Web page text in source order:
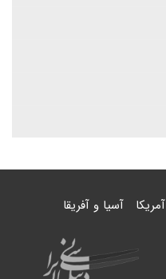
آمریکا آسیا و آفریقا